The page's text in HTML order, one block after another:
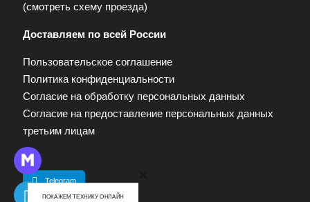
(смотреть схему проезда)
Доставляем по всей России
Пользовательское соглашение
Политика конфиденциальности
Согласие на обработку персональных данных
Согласие на предоставление персональных данных
третьим лицам
Telegram
ПОКАЖЕМ ТЕХНИКУ ОНЛАЙН